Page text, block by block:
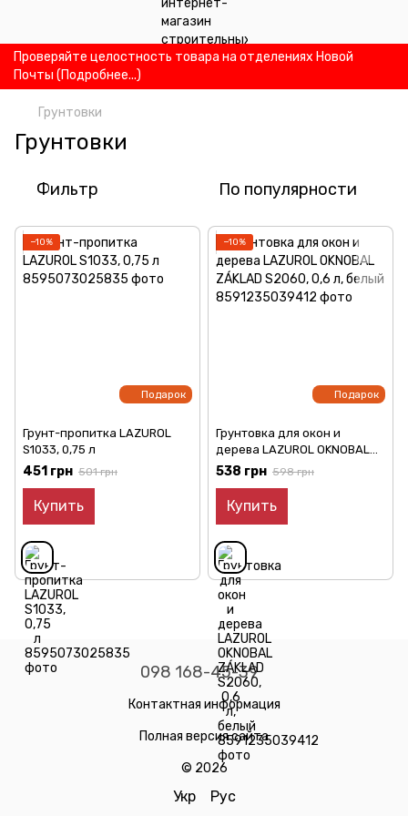
Проверяйте целостность товара на отделениях Новой
Почты (Подробнее...)
Грунтовки
Грунтовки
Фильтр По популярности
Подарок
−10%
Грунт-пропитка LAZUROL
S1033, 0,75 л
451 грн 501 грн
Купить
Подарок
−10%
Грунтовка для окон и
дерева LAZUROL OKNOBAL
ZÁKLAD S2060, 0,6 л, белый
538 грн 598 грн
Купить
098 168-45-39
Контактная информация
Полная версия сайта
© 2026
Укр Рус